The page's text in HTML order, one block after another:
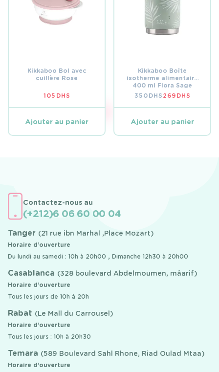
Kikkaboo Bol avec
cuillère Rose
105 DHS
Ajouter au panier
Kikkaboo Boîte
isotherme alimentaire
400 ml Flora Sage
350DHSLE
PRIX
ÉTAIT :
269 DHS
LE
PRIX
EST :
Ajouter au panier
Contactez-nous au
(+212)6 06 60 00 04
Tanger (21 rue ibn Marhal ,Place Mozart)
Horaire d’ouverture
Du lundi au samedi : 10h à 20h00 , Dimanche 12h30 à 20h00
Casablanca (328 boulevard Abdelmoumen, mâarif)
Horaire d’ouverture
Tous les jours de 10h à 20h
Rabat (Le Mall du Carrousel)
Horaire d’ouverture
Tous les jours : 10h à 20h30
Temara (589 Boulevard Sahl Rhone, Riad Oulad Mtaa)
Horaire d’ouverture